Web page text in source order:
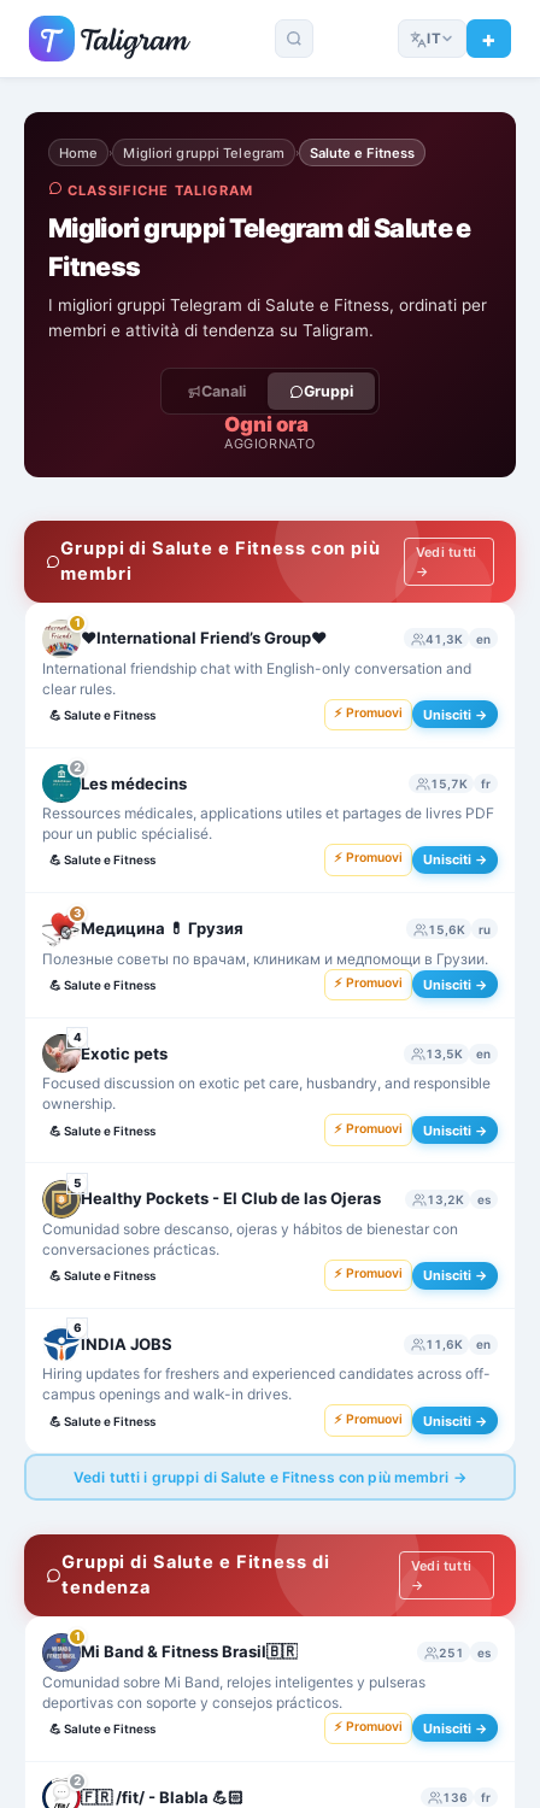
IT
Home › Migliori gruppi Telegram › Salute e Fitness
CLASSIFICHE TALIGRAM
Migliori gruppi Telegram di Salute e
Fitness
I migliori gruppi Telegram di Salute e Fitness, ordinati per
membri e attività di tendenza su Taligram.
Canali Gruppi
Ogni ora
AGGIORNATO
Gruppi di Salute e Fitness con più
membri
Vedi tutti
→
1
❤️International Friend’s Group❤️ 41,3K en
International friendship chat with English-only conversation and
clear rules.
💪 Salute e Fitness ⚡ Promuovi Unisciti →
2
Les médecins 15,7K fr
Ressources médicales, applications utiles et partages de livres PDF
pour un public spécialisé.
💪 Salute e Fitness ⚡ Promuovi Unisciti →
3
Медицина 💊 Грузия 15,6K ru
Полезные советы по врачам, клиникам и медпомощи в Грузии.
💪 Salute e Fitness ⚡ Promuovi Unisciti →
4
Exotic pets 13,5K en
Focused discussion on exotic pet care, husbandry, and responsible
ownership.
💪 Salute e Fitness ⚡ Promuovi Unisciti →
5
Healthy Pockets - El Club de las Ojeras 13,2K es
Comunidad sobre descanso, ojeras y hábitos de bienestar con
conversaciones prácticas.
💪 Salute e Fitness ⚡ Promuovi Unisciti →
6
INDIA JOBS 11,6K en
Hiring updates for freshers and experienced candidates across off-
campus openings and walk-in drives.
💪 Salute e Fitness ⚡ Promuovi Unisciti →
Vedi tutti i gruppi di Salute e Fitness con più membri →
Gruppi di Salute e Fitness di
tendenza
Vedi tutti
→
1
Mi Band & Fitness Brasil🇧🇷 251 es
Comunidad sobre Mi Band, relojes inteligentes y pulseras
deportivas con soporte y consejos prácticos.
💪 Salute e Fitness ⚡ Promuovi Unisciti →
2
🇫🇷 /fit/ - Blabla 💪🏻 136 fr